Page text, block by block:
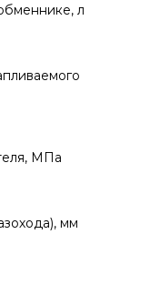
л
МПа
мм